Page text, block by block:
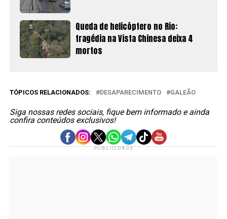
Queda de helicóptero no Rio:
tragédia na Vista Chinesa deixa 4
mortos
TÓPICOS RELACIONADOS: DESAPARECIMENTO GALEÃO
Siga nossas redes sociais, fique bem informado e ainda
confira conteúdos exclusivos!
PUBLICIDADE